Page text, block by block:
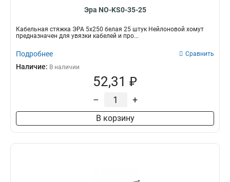
Эра NO-KS0-35-25
Кабельная стяжка ЭРА 5x250 белая 25 штук Нейлоновой хомут
предназначен для увязки кабелей и про...
Подробнее Сравнить
Наличие: В наличии
52,31 ₽
– +
В корзину